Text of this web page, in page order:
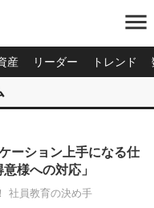
menu
産 リーダー トレンド
ーション上手になる仕
様への対応」
社員教育の決め手